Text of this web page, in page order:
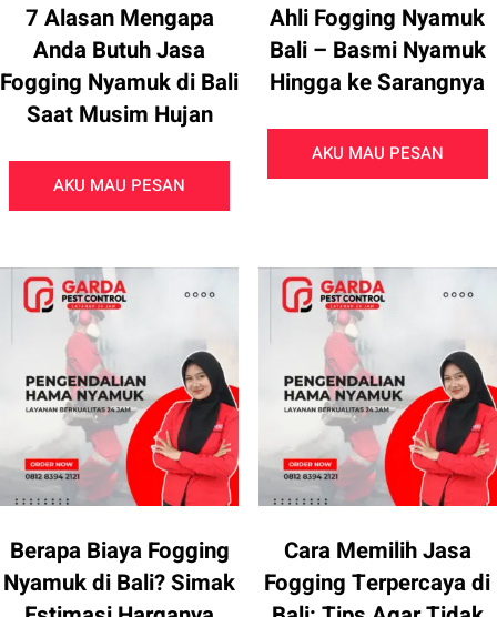
7 Alasan Mengapa
Anda Butuh Jasa
Fogging Nyamuk di Bali
Saat Musim Hujan
AKU MAU PESAN
Ahli Fogging Nyamuk
Bali – Basmi Nyamuk
Hingga ke Sarangnya
AKU MAU PESAN
Berapa Biaya Fogging
Nyamuk di Bali? Simak
Cara Memilih Jasa
Fogging Terpercaya di